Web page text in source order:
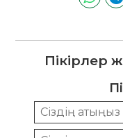
Пікірлер